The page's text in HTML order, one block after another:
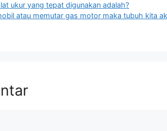
ukur yang tepat digunakan adalah?
atau memutar gas motor maka tubuh kita